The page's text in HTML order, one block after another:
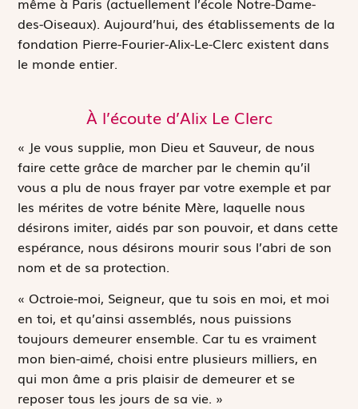
des-Oiseaux). Aujourd’hui, des établissements de la
fondation Pierre-Fourier-Alix-Le-Clerc existent dans
le monde entier.
À l’écoute d’Alix Le Clerc
« Je vous supplie, mon Dieu et Sauveur, de nous
faire cette grâce de marcher par le chemin qu’il
vous a plu de nous frayer par votre exemple et par
les mérites de votre bénite Mère, laquelle nous
désirons imiter, aidés par son pouvoir, et dans cette
espérance, nous désirons mourir sous l’abri de son
nom et de sa protection.
« Octroie-moi, Seigneur, que tu sois en moi, et moi
en toi, et qu’ainsi assemblés, nous puissions
toujours demeurer ensemble. Car tu es vraiment
mon bien-aimé, choisi entre plusieurs milliers, en
qui mon âme a pris plaisir de demeurer et se
reposer tous les jours de sa vie. »